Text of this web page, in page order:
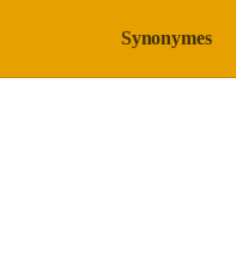
Synonymes